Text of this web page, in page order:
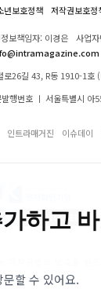
년보호정책 저작권보호정
보책임자: 이경은
사업
로26길 43, R동 1910-1호
행번호 ㅣ 서울특별시 아
인트라매거진 이슈데이
저작권법의 보호를 받
등을 금합니다.
하고
할 수 있어요.